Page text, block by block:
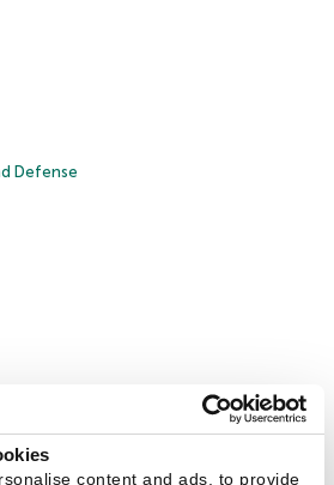
content and ads, to provide
Defense
Politique de confidentialité
Contrat de licence grand public
Cookies